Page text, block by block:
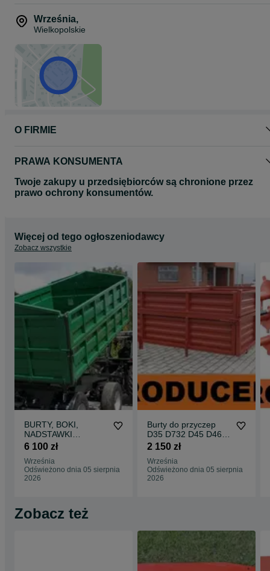
Września,
Wielkopolskie
O FIRMIE
PRAWA KONSUMENTA
Twoje zakupy u przedsiębiorców są chronione przez
prawo ochrony konsumentów.
Więcej od tego ogłoszeniodawcy
Zobacz wszystkie
BURTY, BOKI,
NADSTAWKI
przyczepa HL
(HW) PRODUCENT
6 100 zł
Września
Odświeżono dnia 05 sierpnia
2026
Burty do przyczep
D35 D732 D45 D46
D47 D50 D55 HL
2 150 zł
Września
Odświeżono dnia 05 sierpnia
2026
Zobacz też